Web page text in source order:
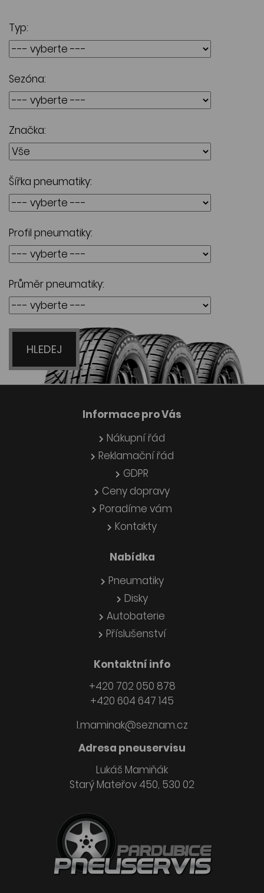
Typ:
Sezóna:
Značka:
Šířka pneumatiky:
Profil pneumatiky:
Průměr pneumatiky:
HLEDEJ
Informace pro Vás
Nákupní řád
Reklamační řád
GDPR
Ceny dopravy
Poradíme vám
Kontakty
Nabídka
Pneumatiky
Disky
Autobaterie
Příslušenství
Kontaktní info
+420 702 050 878
+420 604 647 145
l.maminak@seznam.cz
Adresa pneuservisu
Lukáš Mamiňák
Starý Mateřov 450, 530 02